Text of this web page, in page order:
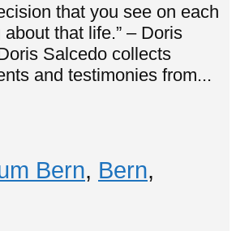
that you see on each
about that life.” – Doris
Salcedo collects
and testimonies from...
Bern, Bern,